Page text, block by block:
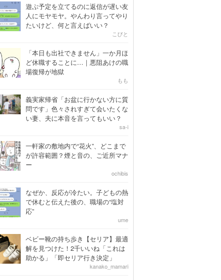
遊ぶ予定を立てるのに返信が遅い友
人にモヤモヤ。やんわり言ってやり
たいけど、何と言えばいい？
こびと
「本日も出社できません」一か月ほ
ど休職することに…｜悪阻あけの職
場復帰が地獄
もも
義実家帰省「お盆に行かない方に質
問です」色々されすぎて会いたくな
い妻、夫に本音を言ってもいい？
sa-i
一軒家の敷地内で“花火”、どこまで
が許容範囲？煙と音の、ご近所マナ
ー
ochibis
なぜか、反応が冷たい。子どもの熱
で休むと伝えた後の、職場の“塩対
応”
ume
ベビー靴の持ち歩き【セリア】最適
解を見つけた！2千いいね「これは
助かる」「即セリア行き決定」
kanako_mamari